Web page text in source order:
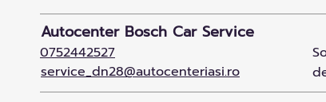
Autocenter Bosch Car Service
service_dn28@autocenteriasi.ro
0752442527